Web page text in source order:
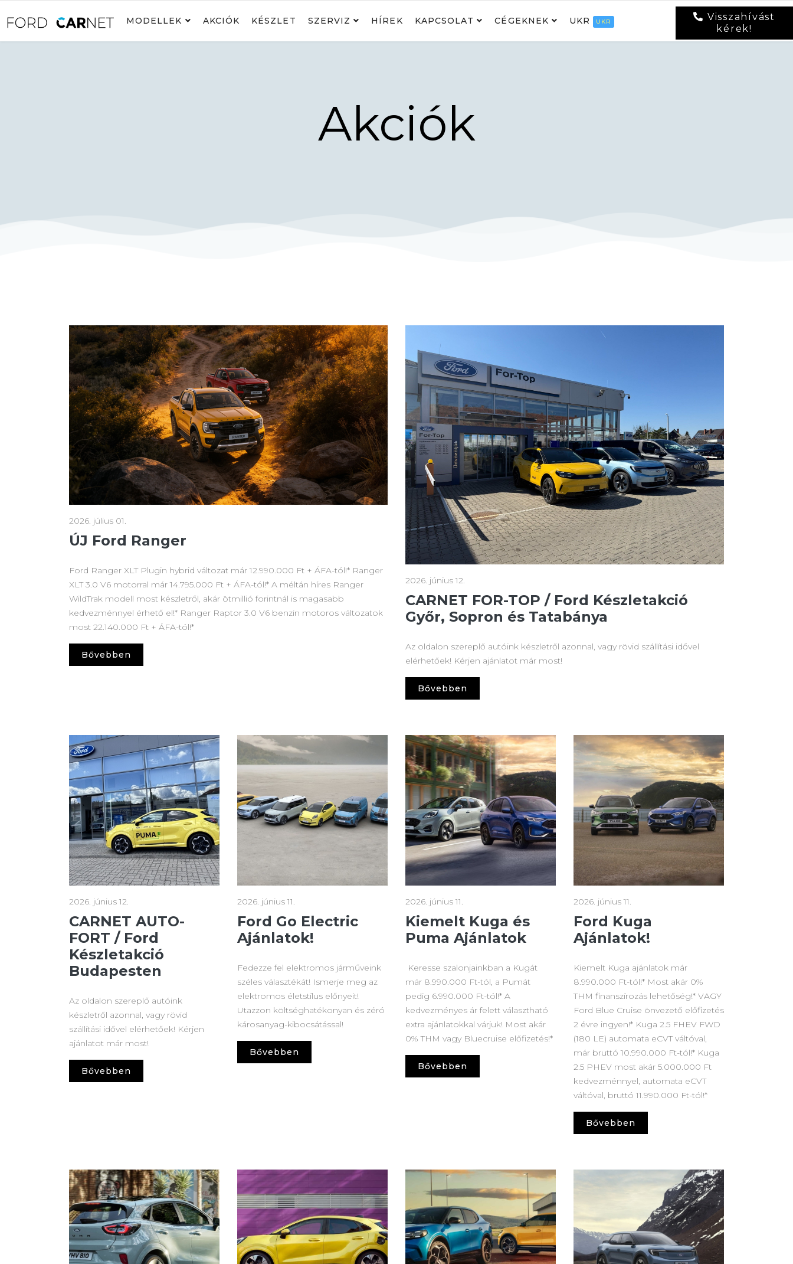
MODELLEK AKCIÓK KÉSZLET SZERVIZ HÍREK KAPCSOLAT CÉGEKNEK UKR UKR
Visszahívást
kérek!
Akciók
2026. július 01.
ÚJ Ford Ranger
Ford Ranger XLT Plugin hybrid változat már 12.990.000 Ft + ÁFA-tól!* Ranger
XLT 3.0 V6 motorral már 14.795.000 Ft + ÁFA-tól!* A méltán híres Ranger
WildTrak modell most készletről, akár ötmillió forintnál is magasabb
kedvezménnyel érhető el!* Ranger Raptor 3.0 V6 benzin motoros változatok
most 22.140.000 Ft + ÁFA-tól!*
Bővebben
2026. június 12.
CARNET FOR-TOP / Ford Készletakció
Győr, Sopron és Tatabánya
Az oldalon szereplő autóink készletről azonnal, vagy rövid szállítási idővel
elérhetőek! Kérjen ajánlatot már most!
Bővebben
2026. június 12.
CARNET AUTO-
FORT / Ford
Készletakció
Budapesten
Az oldalon szereplő autóink
készletről azonnal, vagy rövid
szállítási idővel elérhetőek! Kérjen
ajánlatot már most!
Bővebben
2026. június 11.
Ford Go Electric
Ajánlatok!
Fedezze fel elektromos járműveink
széles választékát! Ismerje meg az
elektromos életstílus előnyeit!
Utazzon költséghatékonyan és zéró
károsanyag-kibocsátással!
Bővebben
2026. június 11.
Kiemelt Kuga és
Puma Ajánlatok
Keresse szalonjainkban a Kugát
már 8.990.000 Ft-tól, a Pumát
pedig 6.990.000 Ft-tól!* A
kedvezményes ár felett választható
extra ajánlatokkal várjuk! Most akár
0% THM vagy Bluecruise előfizetés!*
Bővebben
2026. június 11.
Ford Kuga
Ajánlatok!
Kiemelt Kuga ajánlatok már
8.990.000 Ft-tól!* Most akár 0%
THM finanszírozás lehetőség!* VAGY
Ford Blue Cruise önvezető előfizetés
2 évre ingyen!* Kuga 2.5 FHEV FWD
(180 LE) automata eCVT váltóval,
már bruttó 10.990.000 Ft-tól!* Kuga
2.5 PHEV most akár 5.000.000 Ft
kedvezménnyel, automata eCVT
váltóval, bruttó 11.990.000 Ft-tól!*
Bővebben